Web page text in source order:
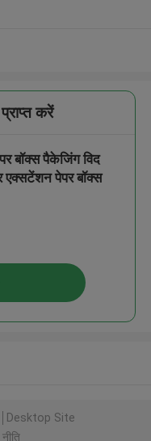
करें
बॉक्स पैकेजिंग विद
एक्सटेंशन पेपर बॉक्स
Desktop Site